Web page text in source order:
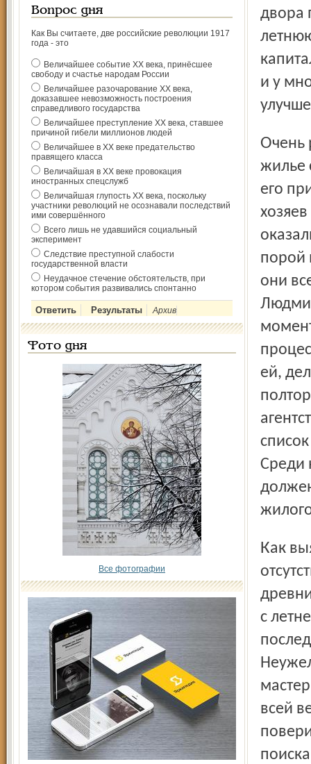
Вопрос дня
Как Вы считаете, две российские революции 1917
года - это
Величайшее событие ХХ века, принёсшее
свободу и счастье народам России
Величайшее разочарование ХХ века,
доказавшее невозможность построения
справедливого государства
Величайшее преступление ХХ века, ставшее
причиной гибели миллионов людей
Величайшее в ХХ веке предательство
правящего класса
Величайшая в ХХ веке провокация
иностранных спецслужб
Величайшая глупость ХХ века, поскольку
участники революций не осознавали последствий
ими совершённого
Всего лишь не удавшийся социальный
эксперимент
Следствие преступной слабости
государственной власти
Неудачное стечение обстоятельств, при
котором события развивались спонтанно
Архив
Фото дня
Все фотографии
двора
и у
Очень радовались этому "сокольчане", но когда военное
жилье
его
порой
они
ей,
Среди
Как выяснилось, не только не отражал, но и вовсе
с
всей